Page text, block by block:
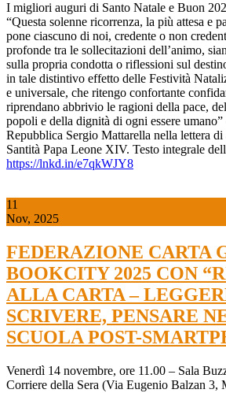
I migliori auguri di Santo Natale e Buon
“Questa solenne ricorrenza, la più attesa e
pone ciascuno di noi, credente o non
profonde tra le sollecitazioni dell’animo,
sulla propria condotta o riflessioni sul
in tale distintivo effetto delle Festività
e universale, che ritengo confortante
riprendano abbrivio le ragioni della pace,
popoli e della dignità di ogni essere
Repubblica Sergio Mattarella nella lettera
Santità Papa Leone XIV. Testo integrale
https://lnkd.in/e7qkWJY8
11
Nov, 2025
FEDERAZIONE CARTA
BOOKCITY 2025 CON
ALLA CARTA –
SCRIVERE, PENSARE
SCUOLA POST-
Venerdì 14 novembre, ore 11.00 – Sala
Corriere della Sera (Via Eugenio Balzan 3,